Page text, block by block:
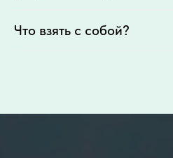
Что взять с собой?